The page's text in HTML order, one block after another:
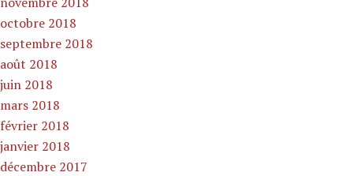
octobre 2018
septembre 2018
août 2018
juin 2018
mars 2018
février 2018
janvier 2018
décembre 2017